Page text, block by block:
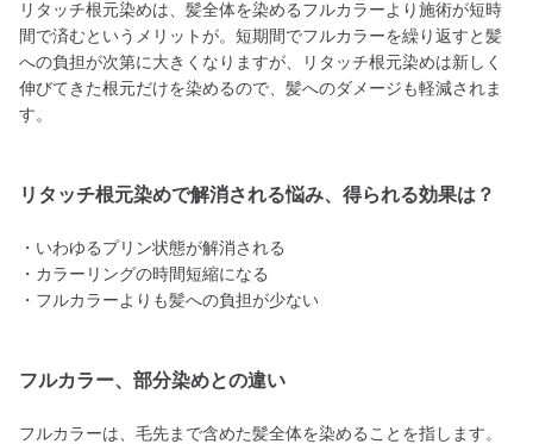
リタッチ根元染めは、髪全体を染めるフルカラーより施術が短時
間で済むというメリットが。短期間でフルカラーを繰り返すと髪
への負担が次第に大きくなりますが、リタッチ根元染めは新しく
伸びてきた根元だけを染めるので、髪へのダメージも軽減されま
す。
リタッチ根元染めで解消される悩み、得られる効果は？
・いわゆるプリン状態が解消される
・カラーリングの時間短縮になる
・フルカラーよりも髪への負担が少ない
フルカラー、部分染めとの違い
フルカラーは、毛先まで含めた髪全体を染めることを指します。